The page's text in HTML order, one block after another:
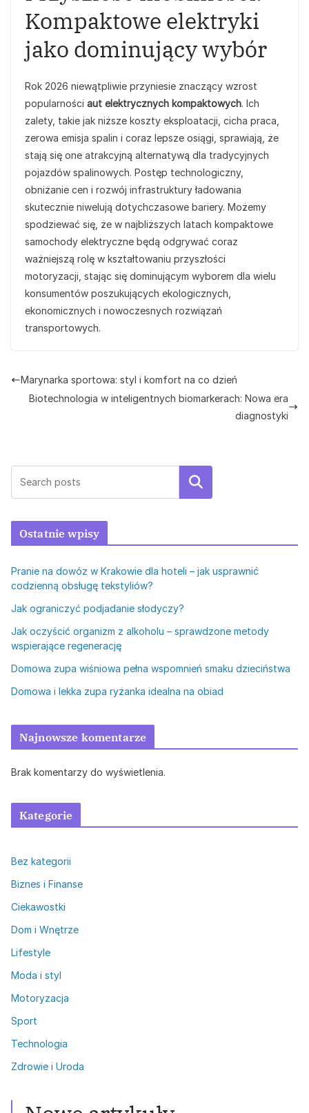
Kompaktowe elektryki
jako dominujący wybór
Rok 2026 niewątpliwie przyniesie znaczący wzrost
popularności aut elektrycznych kompaktowych. Ich
zalety, takie jak niższe koszty eksploatacji, cicha praca,
zerowa emisja spalin i coraz lepsze osiągi, sprawiają, że
stają się one atrakcyjną alternatywą dla tradycyjnych
pojazdów spalinowych. Postęp technologiczny,
obniżanie cen i rozwój infrastruktury ładowania
skutecznie niwelują dotychczasowe bariery. Możemy
spodziewać się, że w najbliższych latach kompaktowe
samochody elektryczne będą odgrywać coraz
ważniejszą rolę w kształtowaniu przyszłości
motoryzacji, stając się dominującym wyborem dla wielu
konsumentów poszukujących ekologicznych,
ekonomicznych i nowoczesnych rozwiązań
transportowych.
Marynarka sportowa: styl i komfort na co dzień
Biotechnologia w inteligentnych biomarkerach: Nowa era
diagnostyki
Szukaj
Ostatnie wpisy
Pranie na dowóz w Krakowie dla hoteli – jak usprawnić
codzienną obsługę tekstyliów?
Jak ograniczyć podjadanie słodyczy?
Jak oczyścić organizm z alkoholu – sprawdzone metody
wspierające regenerację
Domowa zupa wiśniowa pełna wspomnień smaku dzieciństwa
Domowa i lekka zupa ryżanka idealna na obiad
Najnowsze komentarze
Brak komentarzy do wyświetlenia.
Kategorie
Bez kategorii
Biznes i Finanse
Ciekawostki
Dom i Wnętrze
Lifestyle
Moda i styl
Motoryzacja
Sport
Technologia
Zdrowie i Uroda